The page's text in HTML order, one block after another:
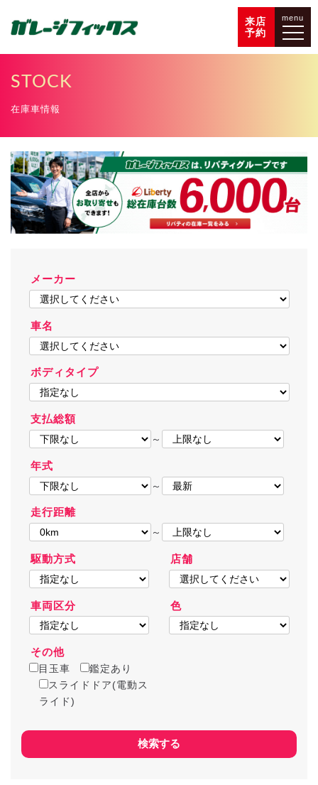
来店
予約
menu
STOCK
在庫車情報
メーカー
車名
ボディタイプ
支払総額
～
年式
～
走行距離
～
駆動方式 店舗
車両区分 色
その他
目玉車
鑑定あり
スライドドア(電動ス
ライド)